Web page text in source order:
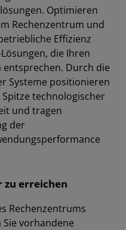
Optimieren
Rechenzentrum und
Effizienz
die Ihren
Durch die
Systeme positionieren
technologischer
und tragen
der
zu erreichen
Rechenzentrums
vorhandene